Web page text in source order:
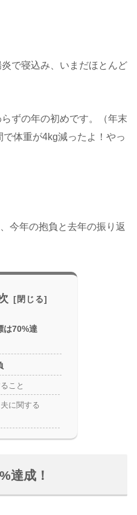
で寝込み、いまだほとんど
ずの年の初めです。（年末
体重が4kg減ったよ！やっ
今年の抱負と去年の振り返
は70%達
こと
に関する
達成！